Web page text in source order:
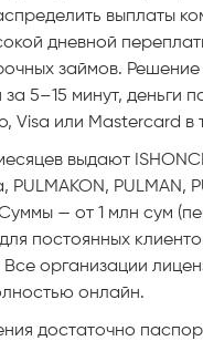
спецтехники
предпринимателей
самозанятых
выплаты
дневной
займов. Решение
5–15 минут, деньги
Visa или Mastercard в
выдают
PULMAKON, PULMAN,
— от 1 млн сум
постоянных
Все организации
онлайн.
достаточно